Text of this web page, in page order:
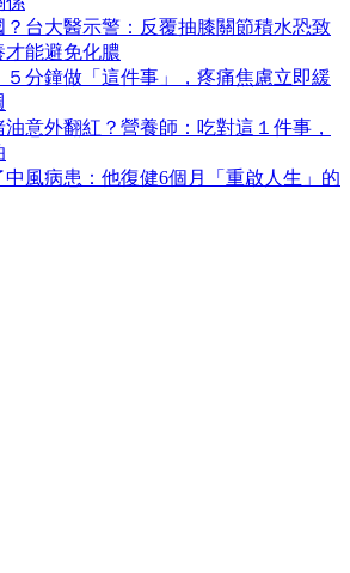
台大醫示警：反覆抽膝關節積水恐致
能避免化膿
５分鐘做「這件事」，疼痛焦慮立即緩
意外翻紅？營養師：吃對這１件事，
風病患：他復健6個月「重啟人生」的